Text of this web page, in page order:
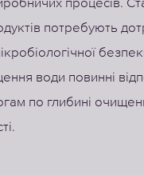
потребують
води повинні
по глибині